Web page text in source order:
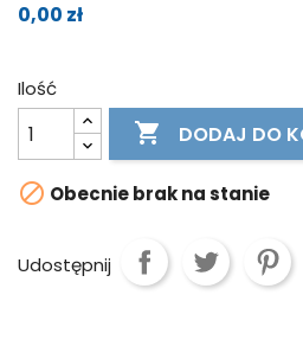
0,00 zł
Ilość
 DODAJ DO
 Obecnie brak na stanie
Udostępnij